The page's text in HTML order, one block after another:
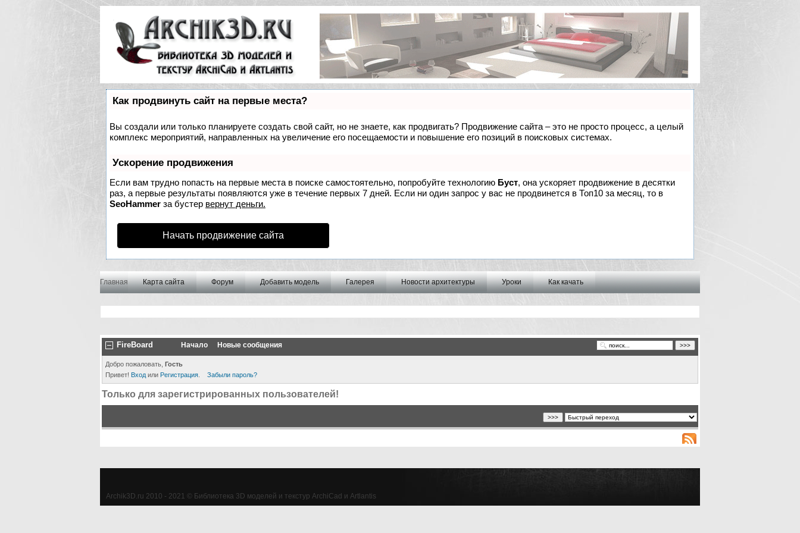
Как продвинуть сайт на первые места?
Вы создали или только планируете создать свой сайт, но не знаете, как продвигать? Продвижение сайта – это не просто процесс, а целый
комплекс мероприятий, направленных на увеличение его посещаемости и повышение его позиций в поисковых системах.
Ускорение продвижения
Если вам трудно попасть на первые места в поиске самостоятельно, попробуйте технологию Буст, она ускоряет продвижение в десятки
раз, а первые результаты появляются уже в течение первых 7 дней. Если ни один запрос у вас не продвинется в Топ10 за месяц, то в
SeoHammer за бустер вернут деньги.
Начать продвижение сайта
Главная Карта сайта Форум Добавить модель Галерея Новости архитектуры Уроки Как качать
FireBoard Начало Новые сообщения
Добро пожаловать, Гость
Привет! Вход или Регистрация Забыли пароль?
Только для зарегистрированных пользователей!
Archik3D.ru 2010 - 2021 © Библиотека 3D моделей и текстур ArchiCad и Artlantis